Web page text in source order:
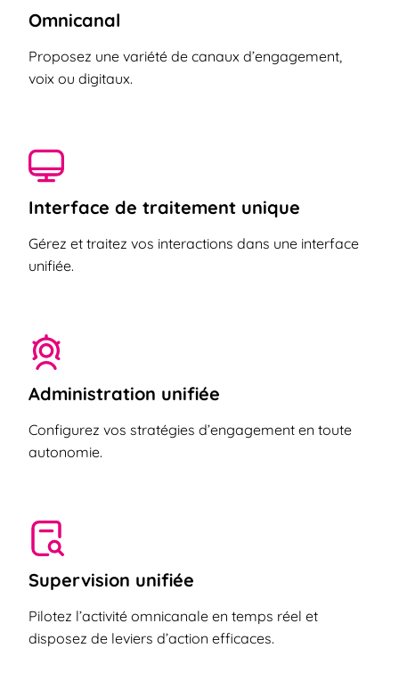
Omnicanal
Proposez une variété de canaux d’engagement,
voix ou digitaux.
Interface de traitement unique
Gérez et traitez vos interactions dans une interface
unifiée.
Administration unifiée
Configurez vos stratégies d’engagement en toute
autonomie.
Supervision unifiée
Pilotez l’activité omnicanale en temps réel et
disposez de leviers d’action efficaces.